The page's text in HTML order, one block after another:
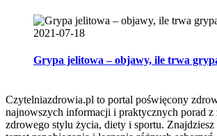
2021-07-18
Grypa jelitowa – objawy, ile trwa
Czytelniazdrowia.pl to portal poświęcony
najnowszych informacji i praktycznych porad z
zdrowego stylu życia, diety i sportu. Znajdziesz